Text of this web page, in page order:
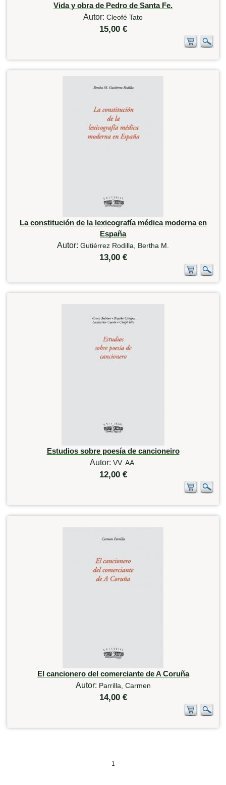
Vida y obra de Pedro de Santa Fe.
Autor: Cleofé Tato
15,00 €
La constitución de la lexicografía médica moderna en
España
Autor: Gutiérrez Rodilla, Bertha M.
13,00 €
Estudios sobre poesía de cancioneiro
Autor: VV. AA.
12,00 €
El cancionero del comerciante de A Coruña
Autor: Parrilla, Carmen
14,00 €
1